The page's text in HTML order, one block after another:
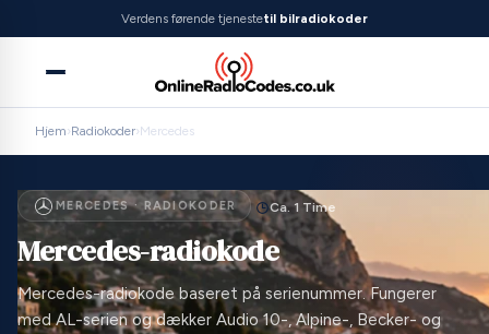
Verdens førende tjenestetil bilradiokoder
Hjem›Radiokoder›Mercedes
MERCEDES · RADIOKODER Ca. 1 Time
Mercedes-radiokode
Mercedes-radiokode baseret på serienummer. Fungerer
med AL-serien og dækker Audio 10-, Alpine-, Becker- og